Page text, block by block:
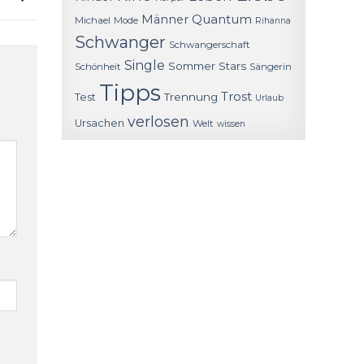
Michael Mode Männer Quantum Rihanna
Schwanger Schwangerschaft
Schönheit Single Sommer Stars Sängerin
Test Tipps Trennung Trost Urlaub
Ursachen verlosen Welt wissen